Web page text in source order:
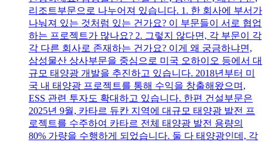
리조트부문으로 나누어져 있습니다. 1. 한 회사에 부서가
나눠져 있는 것처럼 있는 건가요? 이 부문들이 서로 협업
하는 프로젝트가 많나요? 2. 그렇지 않다면, 각 부문이 각
각 다른 회사로 존재하는 건가요? 이게 왜 궁금하냐면,
삼성물산 상사부문을 중심으로 미국 오하이오 등에서 대
규모 태양광 개발을 추진하고 있습니다. 2018년부터 미
국 내 태양광 프로젝트를 통해 수익을 창출해왔으며,
ESS 관련 투자도 확대하고 있습니다. 한편 건설부문은
2025년 9월, 카타르 듀칸 지역에 대규모 태양광 발전 프
로젝트를 수주하여 카타르 전체 태양광 발전 용량의
80% 가량을 수행하게 되었습니다. 둘 다 태양광인데, 각